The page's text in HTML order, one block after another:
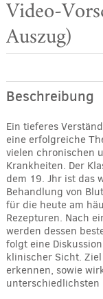
Video-
Auszug)
Beschreibung
Ein tieferes
eine erfolgreiche
vielen chronischen
Krankheiten. Der
dem 19. Jhr ist das
Behandlung von
für die heute am
Rezepturen. Nach
werden dessen
folgt eine
klinischer Sicht.
erkennen, sowie
unterschiedlichsten